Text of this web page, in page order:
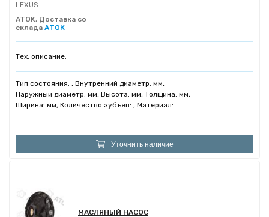
LEXUS
ATOK, Доставка со
склада АТОК
Тех. описание:
Тип состояния: , Внутренний диаметр: мм,
Наружный диаметр: мм, Высота: мм, Толщина: мм,
Ширина: мм, Количество зубъев: , Материал:
Уточнить наличие
МАСЛЯНЫЙ НАСОС